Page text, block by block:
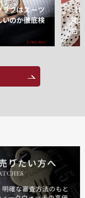
ラフはスーツ
いのか徹底検
【
能
合